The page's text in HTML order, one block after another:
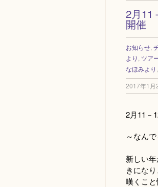
2月11
開催
お知らせ,
より ツア
なほみより
2017年1月
2月11－
～なん
新しい
きにな
嘆くこ